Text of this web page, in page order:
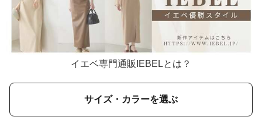
イエベ専門通販IEBELとは？
サイズ・カラーを選ぶ